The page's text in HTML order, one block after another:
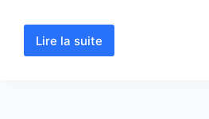
Lire la suite
Calculer